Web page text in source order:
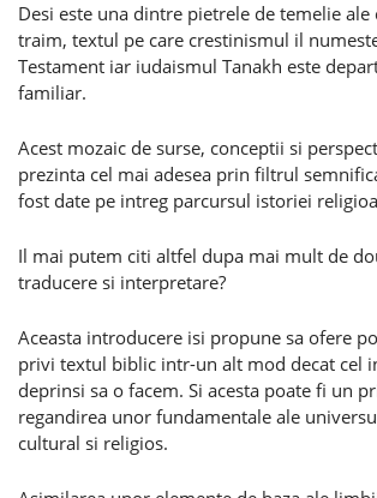
Desi este una dintre pietrele de temelie
traim, textul pe care crestinismul il
Testament iar iudaismul Tanakh este
familiar.
Acest mozaic de surse, conceptii si
prezinta cel mai adesea prin filtrul
fost date pe intreg parcursul istoriei
Il mai putem citi altfel dupa mai mult de
traducere si interpretare?
Aceasta introducere isi propune sa ofere
privi textul biblic intr-un alt mod decat cel
deprinsi sa o facem. Si acesta poate fi un
regandirea unor fundamentale ale
cultural si religios.